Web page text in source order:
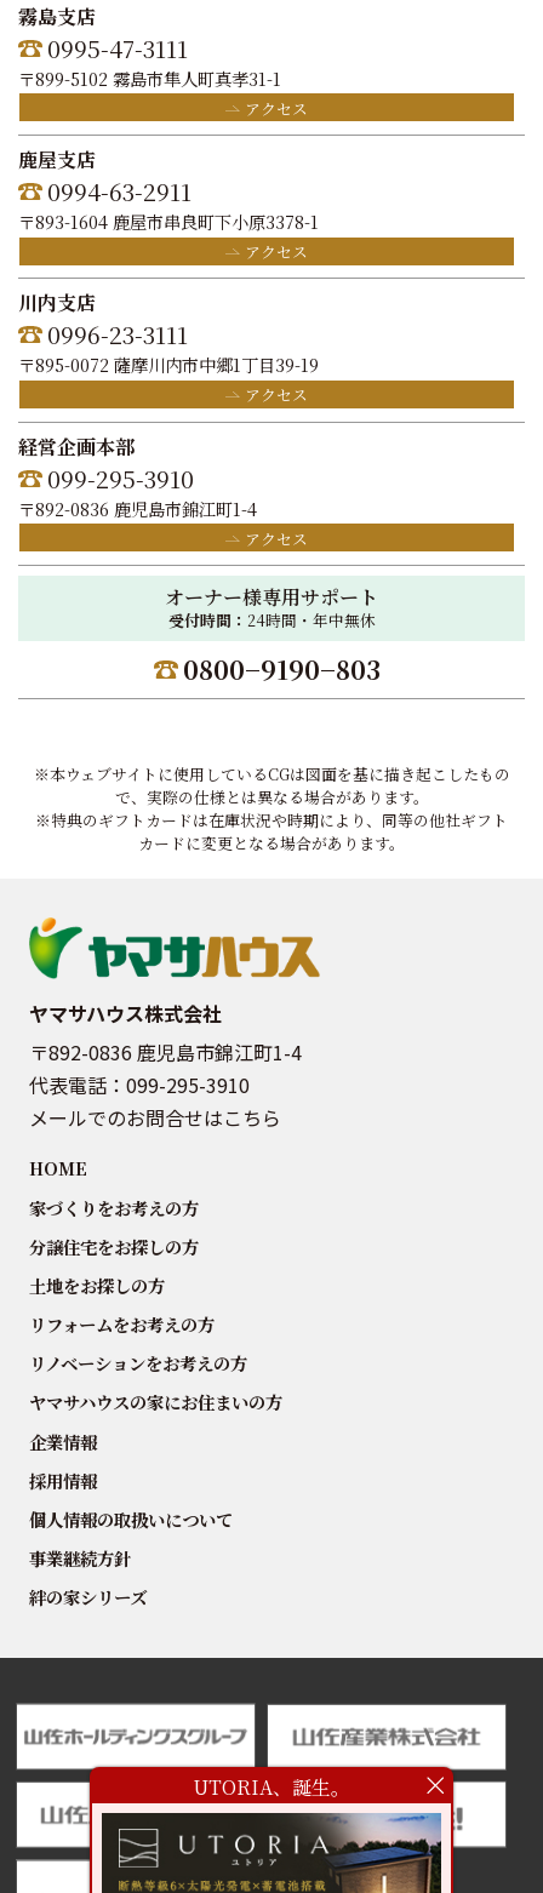
霧島支店
0995-47-3111
〒899-5102 霧島市隼人町真孝31-1
アクセス
鹿屋支店
0994-63-2911
〒893-1604 鹿屋市串良町下小原3378-1
アクセス
川内支店
0996-23-3111
〒895-0072 薩摩川内市中郷1丁目39-19
アクセス
経営企画本部
099-295-3910
〒892-0836 鹿児島市錦江町1-4
アクセス
オーナー様専用サポート
受付時間： 24時間・年中無休
0800−9190−803
※本ウェブサイトに使用しているCGは図面を基に描き起こしたもの
で、実際の仕様とは異なる場合があります。
※特典のギフトカードは在庫状況や時期により、同等の他社ギフト
カードに変更となる場合があります。
ヤマサハウス株式会社
〒892-0836 鹿児島市錦江町1-4
代表電話： 099-295-3910
メールでのお問合せはこちら
HOME
家づくりをお考えの方
分譲住宅をお探しの方
土地をお探しの方
リフォームをお考えの方
リノベーションをお考えの方
ヤマサハウスの家にお住まいの方
企業情報
採用情報
個人情報の取扱いについて
事業継続方針
絆の家シリーズ
UTORIA、誕生。